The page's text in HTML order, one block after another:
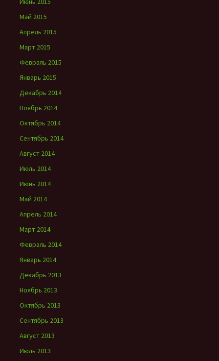
Май 2015
Апрель 2015
Март 2015
Февраль 2015
Январь 2015
Декабрь 2014
Ноябрь 2014
Октябрь 2014
Сентябрь 2014
Август 2014
Июль 2014
Июнь 2014
Май 2014
Апрель 2014
Март 2014
Февраль 2014
Январь 2014
Декабрь 2013
Ноябрь 2013
Октябрь 2013
Сентябрь 2013
Август 2013
Июль 2013